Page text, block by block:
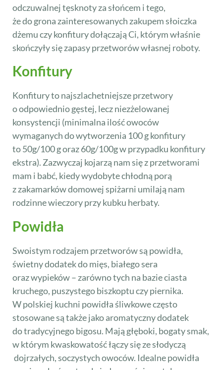
odczuwalnej tęsknoty za słońcem i tego,
że do grona zainteresowanych zakupem słoiczka
dżemu czy konfitury dołączają Ci, którym właśnie
skończyły się zapasy przetworów własnej roboty.
Konfitury
Konfitury to najszlachetniejsze przetwory
o odpowiednio gęstej, lecz niezżelowanej
konsystencji (minimalna ilość owoców
wymaganych do wytworzenia 100 g konfitury
to 50g/100 g oraz 60g/100g w przypadku konfitury
ekstra). Zazwyczaj kojarzą nam się z przetworami
mam i babć, kiedy wydobyte chłodną porą
z zakamarków domowej spiżarni umilają nam
rodzinne wieczory przy kubku herbaty.
Powidła
Swoistym rodzajem przetworów są powidła,
świetny dodatek do mięs, białego sera
oraz wypieków – zarówno tych na bazie ciasta
kruchego, puszystego biszkoptu czy piernika.
W polskiej kuchni powidła śliwkowe często
stosowane są także jako aromatyczny dodatek
do tradycyjnego bigosu. Mają głęboki, bogaty smak,
w którym kwaskowatość łączy się ze słodyczą
dojrzałych, soczystych owoców. Idealne powidła